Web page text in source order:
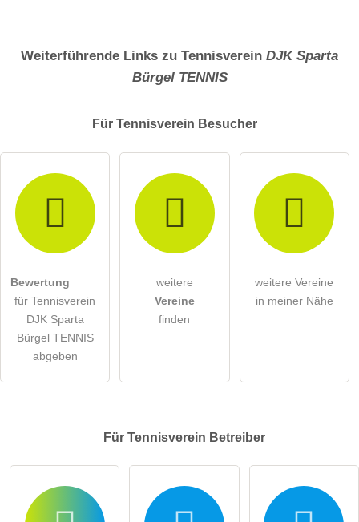
Weiterführende Links zu Tennisverein DJK Sparta
Bürgel TENNIS
Für Tennisverein Besucher
Bewertung
für Tennisverein
DJK Sparta
Bürgel TENNIS
abgeben
weitere
Vereine
finden
weitere Vereine
in meiner Nähe
Für Tennisverein Betreiber